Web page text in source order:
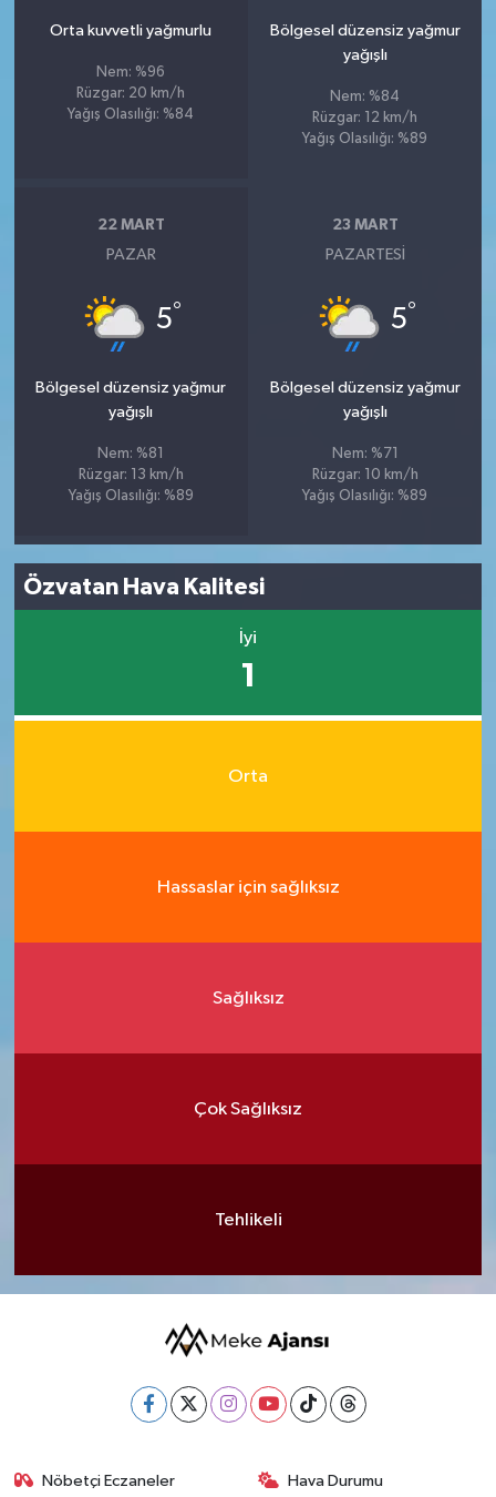
Orta kuvvetli yağmurlu
Nem: %96
Rüzgar: 20 km/h
Yağış Olasılığı: %84
Bölgesel düzensiz yağmur
yağışlı
Nem: %84
Rüzgar: 12 km/h
Yağış Olasılığı: %89
22 MART
PAZAR
5°
Bölgesel düzensiz yağmur
yağışlı
Nem: %81
Rüzgar: 13 km/h
Yağış Olasılığı: %89
23 MART
PAZARTESI
5°
Bölgesel düzensiz yağmur
yağışlı
Nem: %71
Rüzgar: 10 km/h
Yağış Olasılığı: %89
Özvatan Hava Kalitesi
İyi
1
Orta
Hassaslar için sağlıksız
Sağlıksız
Çok Sağlıksız
Tehlikeli
Nöbetçi Eczaneler Hava Durumu